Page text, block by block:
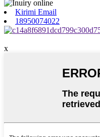
Kirimi Email
18950074022
x